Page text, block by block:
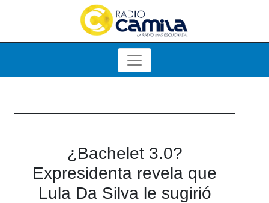
¿Bachelet 3.0?
Expresidenta revela que
Lula Da Silva le sugirió